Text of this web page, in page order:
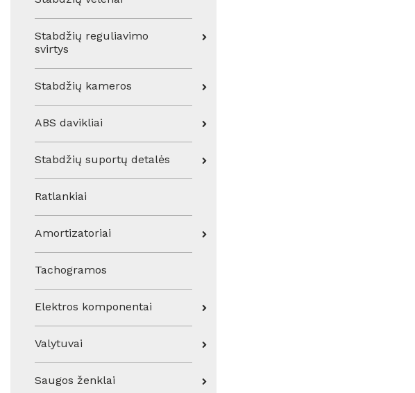
Stabdžių reguliavimo
svirtys
Stabdžių kameros
ABS davikliai
Stabdžių suportų detalės
Ratlankiai
Amortizatoriai
Tachogramos
Elektros komponentai
Valytuvai
Saugos ženklai